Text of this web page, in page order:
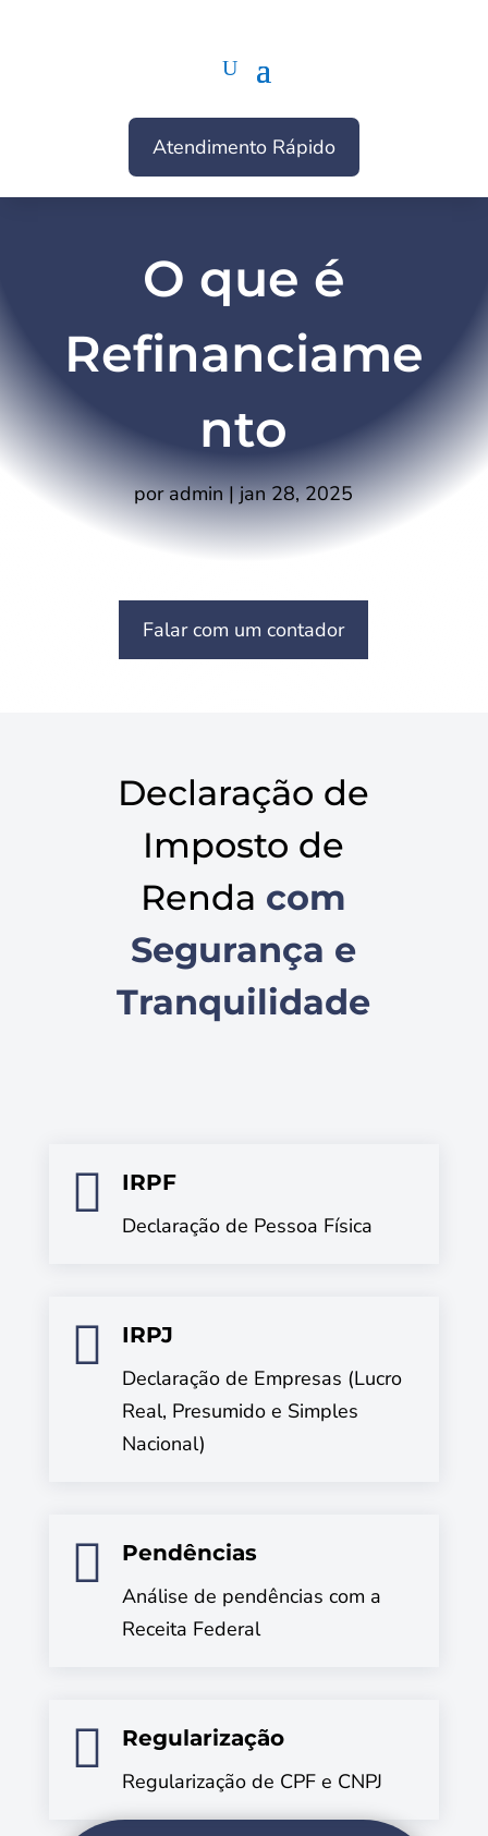
Atendimento Rápido
O que é
Refinanciame
nto
poradmin|jan 28, 2025
Falar com um contador
Declaração de
Imposto de
Renda com
Segurança e
Tranquilidade

IRPF
Declaração de Pessoa Física

IRPJ
Declaração de Empresas (Lucro
Real, Presumido e Simples
Nacional)

Pendências
Análise de pendências com a
Receita Federal

Regularização
Regularização de CPF e CNPJ